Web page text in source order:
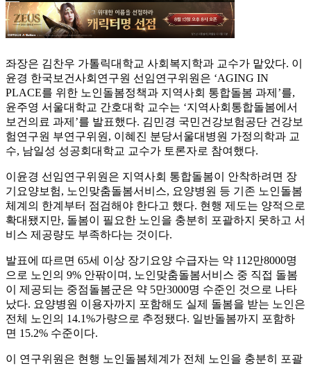
좌장은 김찬우 가톨릭대학교 사회복지학과 교수가 맡았다. 이
윤경 한국보건사회연구원 선임연구위원은 ‘AGING IN
PLACE를 위한 노인돌봄정책과 지역사회 통합돌봄 과제’를,
윤주영 서울대학교 간호대학 교수는 ‘지역사회통합돌봄에서
보건의료 과제’를 발표했다. 김민경 국민건강보험공단 건강보
험연구원 부연구위원, 이혜진 분당서울대병원 가정의학과 교
수, 남일성 성공회대학교 교수가 토론자로 참여했다.
이윤경 선임연구위원은 지역사회 통합돌봄이 안착하려면 장
기요양보험, 노인맞춤돌봄서비스, 요양병원 등 기존 노인돌봄
체계의 한계부터 점검해야 한다고 했다. 현행 제도는 양적으로
확대됐지만, 돌봄이 필요한 노인을 충분히 포괄하지 못하고 서
비스 제공량도 부족하다는 것이다.
발표에 따르면 65세 이상 장기요양 수급자는 약 112만8000명
으로 노인의 9% 안팎이며, 노인맞춤돌봄서비스 중 직접 돌봄
이 제공되는 중점돌봄군은 약 5만3000명 수준인 것으로 나타
났다. 요양병원 이용자까지 포함해도 실제 돌봄을 받는 노인은
전체 노인의 14.1%가량으로 추정됐다. 일반돌봄까지 포함하
면 15.2% 수준이다.
이 연구위원은 현행 노인돌봄체계가 전체 노인을 충분히 포괄